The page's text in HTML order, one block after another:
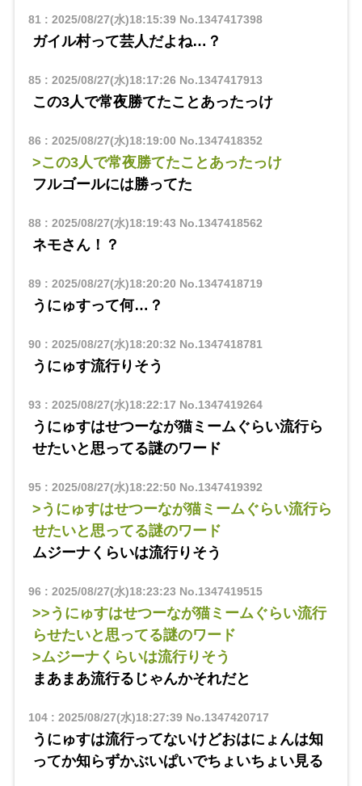
81 : 2025/08/27(水)18:15:39No.1347417398
ガイル村って芸人だよね…？
85: 2025/08/27(水)18:17:26 No.1347417913
この3人で常夜勝てたことあったっけ
86 : 2025/08/27(水)18:19:00 No.1347418352
>この3人で常夜勝てたことあったっけ
フルゴールには勝ってた
88: 2025/08/27(水)18:19:43 No.1347418562
ネモさん！？
89: 2025/08/27(水)18:20:20 No.1347418719
うにゅすって何…？
90 : 2025/08/27(水)18:20:32 No.1347418781
うにゅす流行りそう
93 : 2025/08/27(水)18:22:17 No.1347419264
うにゅすはせつーなが猫ミームぐらい流行ら
せたいと思ってる謎のワード
95: 2025/08/27(水)18:22:50 No.1347419392
>うにゅすはせつーなが猫ミームぐらい流行ら
せたいと思ってる謎のワード
ムジーナくらいは流行りそう
96 : 2025/08/27(水)18:23:23 No.1347419515
>>うにゅすはせつーなが猫ミームぐらい流行
らせたいと思ってる謎のワード
>ムジーナくらいは流行りそう
まあまあ流行るじゃんかそれだと
104: 2025/08/27(水)18:27:39No.1347420717
うにゅすは流行ってないけどおはにょんは知
ってか知らずかぶいぱいでちょいちょい見る